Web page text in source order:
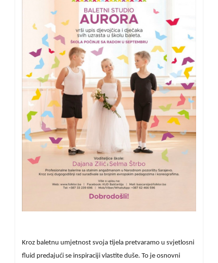
Kroz baletnu umjetnost svoja tijela pretvaramo u svjetlosni
fluid predajući se inspiraciji vlastite duše. To je osnovni